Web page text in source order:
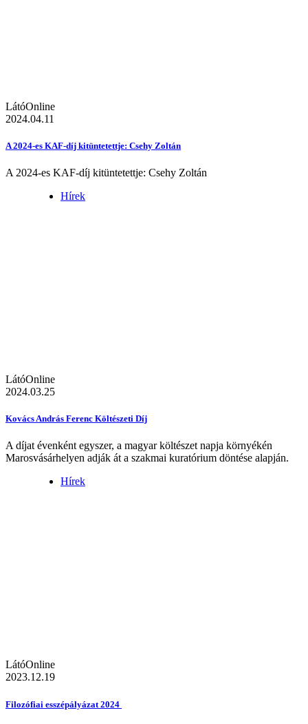
LátóOnline
2024.04.11
A 2024-es KAF-díj kitüntetettje: Csehy Zoltán
A 2024-es KAF-díj kitüntetettje: Csehy Zoltán
Hírek
LátóOnline
2024.03.25
Kovács András Ferenc Költészeti Díj
A díjat évenként egyszer, a magyar költészet napja környékén
Marosvásárhelyen adják át a szakmai kuratórium döntése alapján.
Hírek
LátóOnline
2023.12.19
Filozófiai esszépályázat 2024